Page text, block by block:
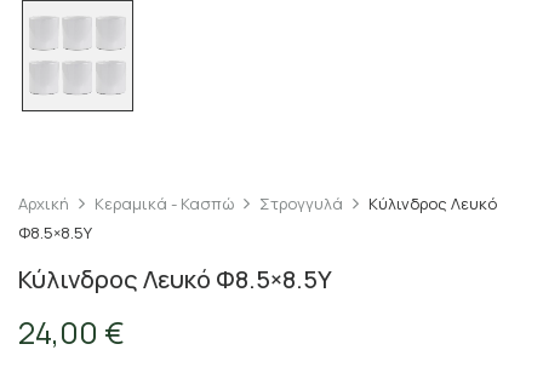
Αρχική Κεραμικά - Κασπώ Στρογγυλά
Κύλινδρος Λευκό
Φ8.5×8.5Υ
Κύλινδρος Λευκό Φ8.5×8.5Υ
24,00 €